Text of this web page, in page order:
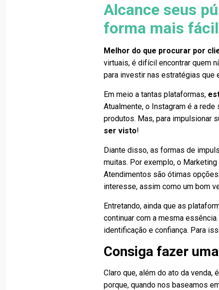
Alcance seus
forma mais fácil
Melhor do que procurar por
virtuais, é difícil encontrar quem
para investir nas estratégias que
Em meio a tantas plataformas,
Atualmente, o Instagram é a
produtos. Mas, para impulsionar
ser visto!
Diante disso, as formas de
muitas. Por exemplo, o Marketing
Atendimentos são ótimas
interesse, assim como um bom
Entretando, ainda que as
continuar com a mesma
identificação e confiança. Para
Consiga fazer
Claro que, além do ato da venda, é
porque, quando nos baseamos